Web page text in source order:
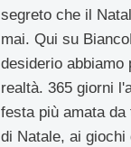
segreto che il
mai. Qui su
desiderio abbiamo
realtà. 365 giorni
festa più amata
di Natale, ai giochi